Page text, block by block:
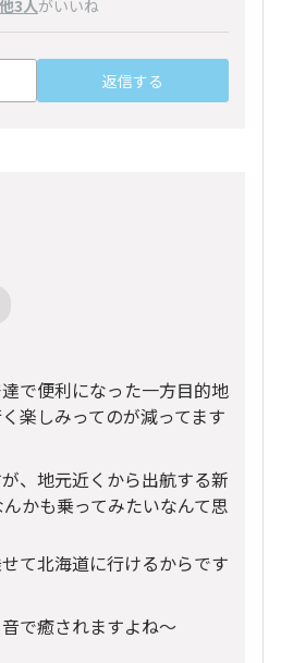
他3人がいいね
返信する
で便利になった一方目的地
楽しみってのが減ってます
、地元近くから出航する新
かも乗ってみたいなんて思
て北海道に行けるからです
で癒されますよね〜